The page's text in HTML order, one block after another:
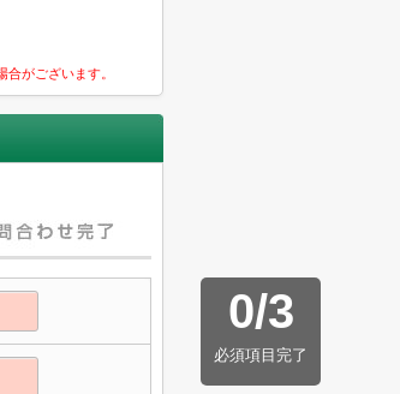
がございます。
0/3
必須項目完了